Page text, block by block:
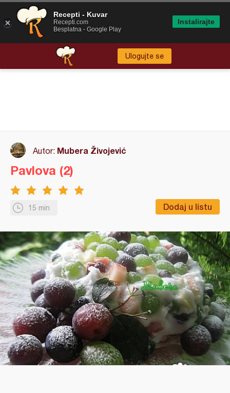
Ulogujte se
Autor: Mubera Živojević
15 min Dodaj u listu
Pavlova (2)
Recepti - Kuvar
Recepti.com
Besplatna - Google Play
Instalirajte